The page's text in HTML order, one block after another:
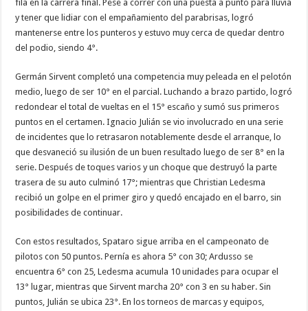
fila en la carrera final. Pese a correr con una puesta a punto para lluvia
y tener que lidiar con el empañamiento del parabrisas, logró
mantenerse entre los punteros y estuvo muy cerca de quedar dentro
del podio, siendo 4°.
Germán Sirvent completó una competencia muy peleada en el pelotón
medio, luego de ser 10° en el parcial. Luchando a brazo partido, logró
redondear el total de vueltas en el 15° escaño y sumó sus primeros
puntos en el certamen. Ignacio Julián se vio involucrado en una serie
de incidentes que lo retrasaron notablemente desde el arranque, lo
que desvaneció su ilusión de un buen resultado luego de ser 8° en la
serie. Después de toques varios y un choque que destruyó la parte
trasera de su auto culminó 17°; mientras que Christian Ledesma
recibió un golpe en el primer giro y quedó encajado en el barro, sin
posibilidades de continuar.
Con estos resultados, Spataro sigue arriba en el campeonato de
pilotos con 50 puntos. Pernía es ahora 5° con 30; Ardusso se
encuentra 6° con 25, Ledesma acumula 10 unidades para ocupar el
13° lugar, mientras que Sirvent marcha 20° con 3 en su haber. Sin
puntos, Julián se ubica 23°. En los torneos de marcas y equipos,